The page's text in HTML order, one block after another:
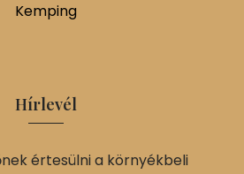
Kemping
Hírlevél
értesülni a környékbeli